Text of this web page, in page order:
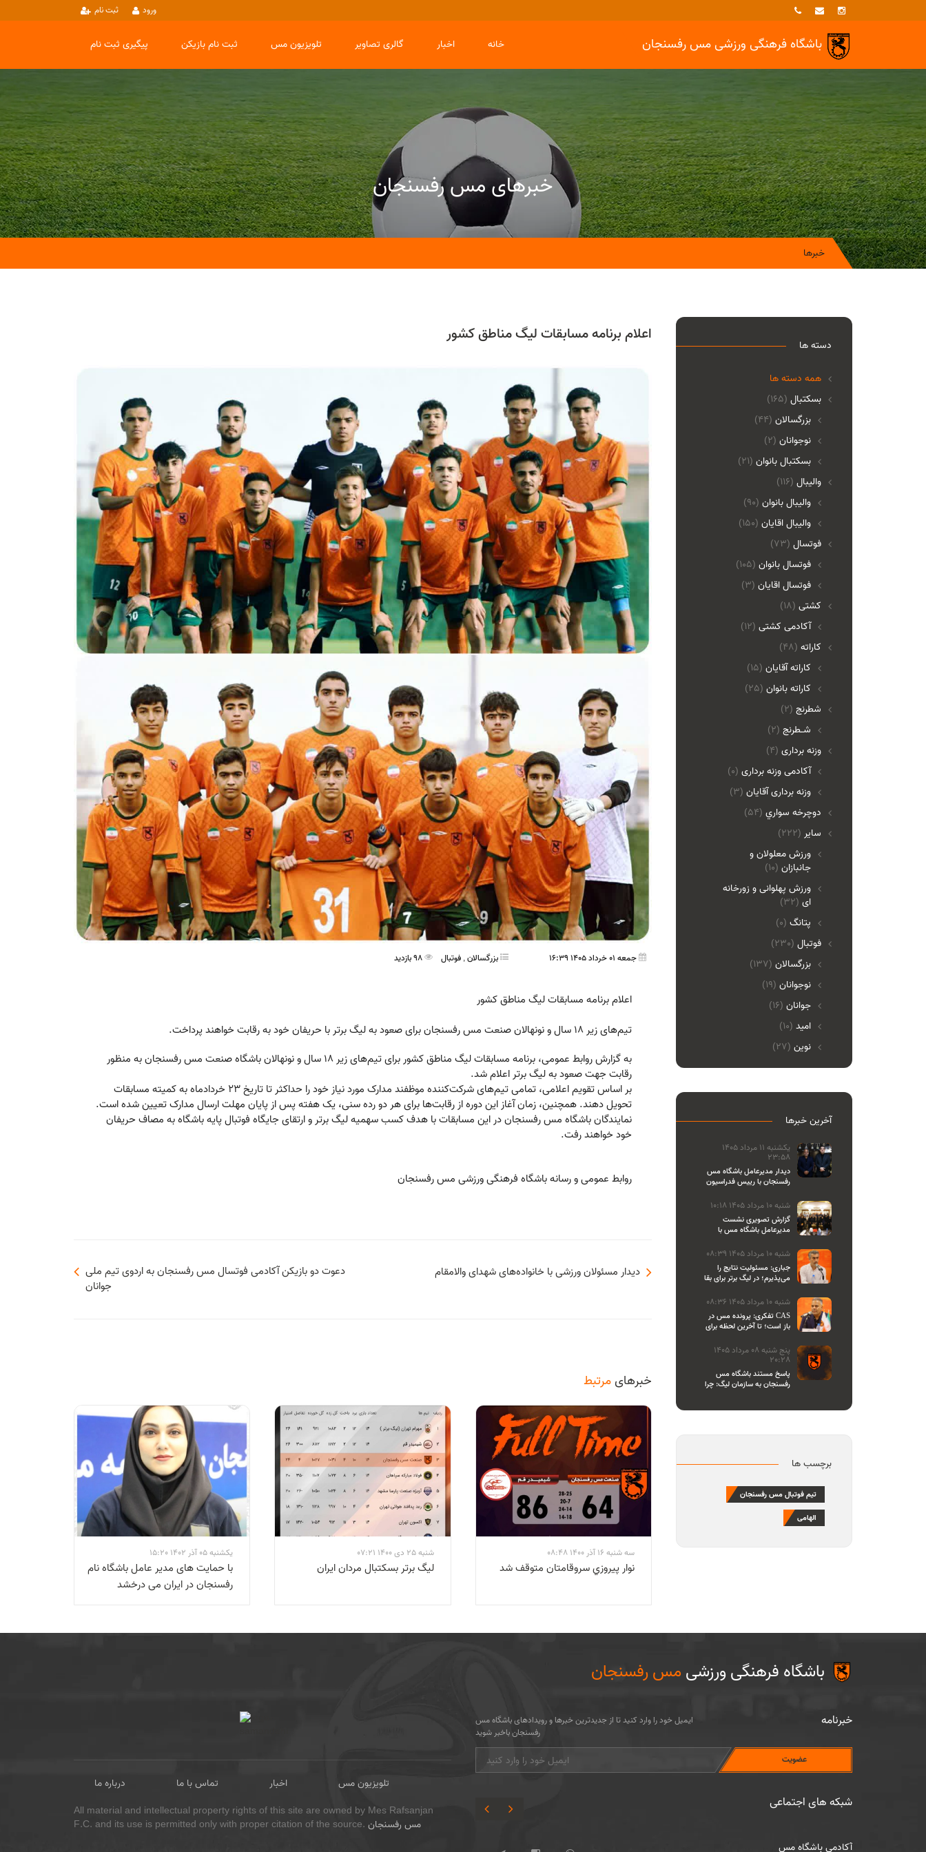
ثبت نام ورود
باشگاه فرهنگی ورزشیمس رفسنجان پیگیری ثبت نام ثبت نام بازیکن تلویزیون مس گالری تصاویر اخبار خانه
خبرهای مس رفسنجان
خبرها
اعلام برنامه مسابقات لیگ مناطق کشور
جمعه 01 خرداد 1405 16:39 بزرگسالان,فوتبال 98 بازدید
اعلام برنامه مسابقات لیگ مناطق کشور
تیم‌های زیر ۱۸ سال و نونهالان صنعت مس رفسنجان برای صعود به لیگ برتر با حریفان خود به رقابت خواهند پرداخت.
به گزارش روابط عمومی، برنامه مسابقات لیگ مناطق کشور برای تیم‌های زیر ۱۸ سال و نونهالان باشگاه صنعت مس رفسنجان به منظور
رقابت جهت صعود به لیگ برتر اعلام شد.
بر اساس تقویم اعلامی، تمامی تیم‌های شرکت‌کننده موظفند مدارک مورد نیاز خود را حداکثر تا تاریخ ۲۳ خردادماه به کمیته مسابقات
تحویل دهند. همچنین، زمان آغاز این دوره از رقابت‌ها برای هر دو رده سنی، یک هفته پس از پایان مهلت ارسال مدارک تعیین شده است.
نمایندگان باشگاه مس رفسنجان در این مسابقات با هدف کسب سهمیه لیگ برتر و ارتقای جایگاه فوتبال پایه باشگاه به مصاف حریفان
خود خواهند رفت.
روابط عمومی و رسانه باشگاه فرهنگی ورزشی مس رفسنجان
دعوت دو بازیکن آکادمی فوتسال مس رفسنجان به اردوی تیم ملی
جوانان
دیدار مسئولان ورزشی با خانواده‌های شهدای والامقام
خبرهایمرتبط
سه شنبه 16 آذر 1400 08:48
نوار پيروزي سروقامتان متوقف شد
شنبه 25 دی 1400 07:21
لیگ برتر بسکتبال مردان ایران
یکشنبه 05 آذر 1402 15:20
با حمایت های مدیر عامل باشگاه نام
رفسنجان در ایران می درخشد
دسته ها
همه دسته ها
(165) بسکتبال
بزرگسالان (44)
نوجوانان (2)
بسکتبال بانوان (21)
(116) والیبال
واليبال بانوان (90)
واليبال اقايان (150)
(73) فوتسال
فوتسال بانوان (105)
فوتسال اقايان (3)
(18) کشتی
آکادمی کشتی (12)
(48) کاراته
کاراته آقایان (15)
کاراته بانوان (25)
(2) شطرنج
شـطرنج (2)
(4) وزنه برداری
آکادمی وزنه برداری (0)
وزنه برداری آقایان (3)
(54) دوچرخه سواري
(222) ساير
ورزش معلولان و
جانبازان (10)
ورزش پهلوانی و زورخانه
ای (32)
پتانگ (0)
(230) فوتبال
بزرگسالان (137)
نوجوانان (19)
جوانان (16)
امید (10)
نوین (27)
آخرین خبرها
یکشنبه 11 مرداد 1405
23:58
دیدار مدیرعامل باشگاه مس
رفسنجان با رییس فدراسیون
شنبه 10 مرداد 1405 10:18
گزارش تصویری نشست
مدیرعامل باشگاه مس با
شنبه 10 مرداد 1405 08:39
جباری: مسئولیت نتایج را
می‌پذیرم؛ در لیگ برتر برای بقا
می‌جنگیم
شنبه 10 مرداد 1405 08:36
تفکری: پرونده مس در CAS
باز است؛ تا آخرین لحظه برای
پنج شنبه 08 مرداد 1405
20:28
پاسخ مستند باشگاه مس
رفسنجان به سازمان لیگ: چرا
برچسب ها
تیم فوتبال مس رفسنجان
الهامی
مس رفسنجان باشگاه فرهنگی ورزشی
درباره ما تماس با ما اخبار
تلویزیون مس
All material and intellectual property rights of this site are owned by Mes Rafsanjan
F.C. and its use is permitted only with proper citation of the source. مس رفسنجان
خبرنامه
ایمیل خود را وارد کنید تا از جدیدترین خبرها و رویدادهای باشگاه مس
رفسنجان باخبر شوید
شبکه های اجتماعی
سایر رشته ها